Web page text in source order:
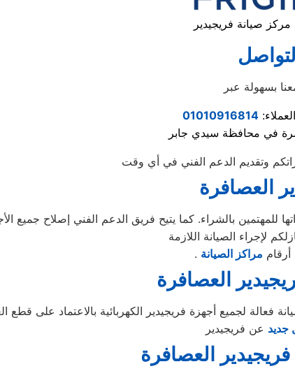
مركز صيانة فريجيدير
01010916814
في محافظة سيدي جابر
العصافرة
أرقام مراكز الصيانة
العصافرة
جديد عن فريجيدير
العصافرة